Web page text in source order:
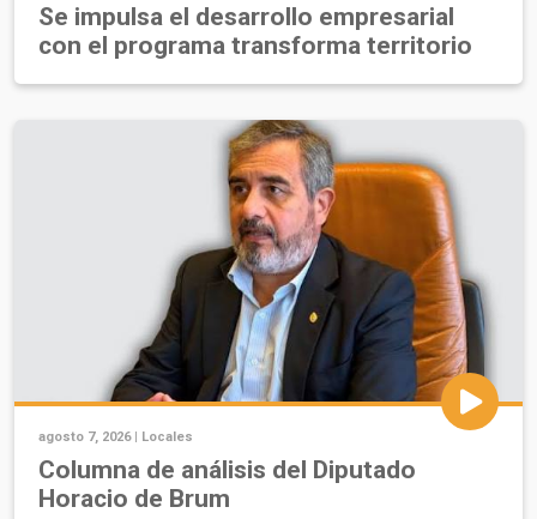
Se impulsa el desarrollo empresarial
con el programa transforma territorio
agosto 7, 2026 | Locales
Columna de análisis del Diputado
Horacio de Brum